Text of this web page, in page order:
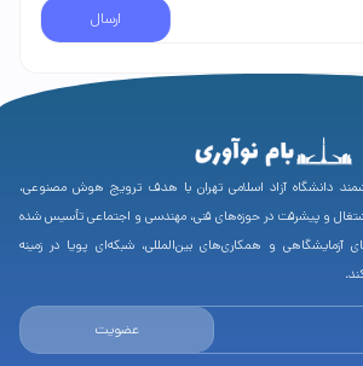
ارسال
دانشگاه آزاد اسلامی تهران با هدف ترویج هوش مصنوعی،
و پیشرفت در حوزه‌های فنی، مهندسی و اجتماعی تأسیس شده
آزمایشگاهی و همکاری‌های بین‌المللی، شبکه‌ای پویا در زمینه
عضویت